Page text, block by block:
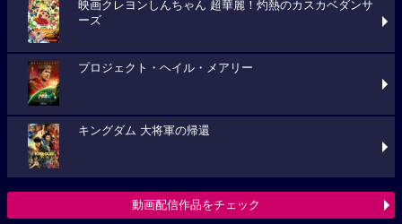
映画クレヨンしんちゃん 超華麗！灼熱のカスカベダンサ
ーズ
プロジェクト・ヘイル・メアリー
キングダム 大将軍の帰還
動画配信作品をチェック